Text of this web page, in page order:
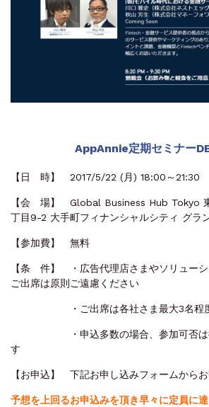
AppAnnie定期セミナー
【日 時】 2017/5/22 (月) 18:00～21:30
【会 場】 Global Business Hub Tokyo
丁目9-2 大手町フィナンシャルシティ グラ
【参加費】 無料
【条 件】 ・広告代理店さまやソリュー
ご出席は原則ご遠慮ください
・ご出席は各社さま最大3名程度
・申込多数の場合、参加可否は抽
す
【お申込】 下記お申し込みフォームからお
予想を上回るお申込みを頂き早々に定員に